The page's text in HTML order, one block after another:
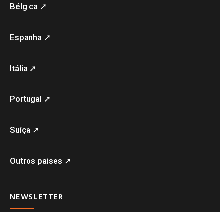
Bélgica ➚
Espanha ➚
Itália ➚
Portugal ➚
Suíça ➚
Outros paises ➚
NEWSLETTER